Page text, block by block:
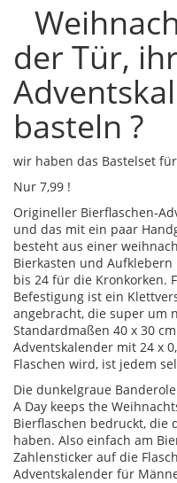
der Tür,
basteln ?
wir haben das Bastelset
Nur 7,99 !
Origineller Bierflaschen-
und das mit ein paar
besteht aus einer
Bierkasten und
bis 24 für die Kronkorken.
Befestigung ist ein
angebracht, die super um
Standardmaßen 40 x 30
Adventskalender mit 24 x
Flaschen wird, ist jedem
Die dunkelgraue
A Day keeps the
Bierflaschen bedruckt, die
haben. Also einfach am
Zahlensticker auf die
Adventskalender für